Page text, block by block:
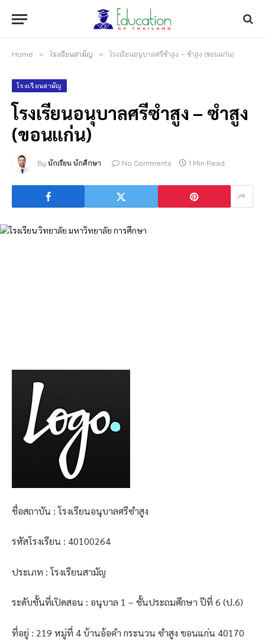
Home » โรงเรียนสามัญ » โรงเรียนอนุบาลศรีซำสูง – ซำสูง (ขอนแก่น)
โรงเรียนสามัญ
โรงเรียนอนุบาลศรีซำสูง – ซำสูง
(ขอนแก่น)
By นักเรียน นักศึกษา No Comments 1 Min Read
ชื่อสถาบัน : โรงเรียนอนุบาลศรีซำสูง
รหัสโรงเรียน : 40100264
ประเภท : โรงเรียนสามัญ
ระดับชั้นที่เปิดสอน : อนุบาล 1 – ชั้นประถมศึกษา ปีที่ 6 (ป.6)
ที่อยู่ : 219 หมู่ที่ 4 บ้านอ้อคำ กระนวน ซำสูง ขอนแก่น 40170